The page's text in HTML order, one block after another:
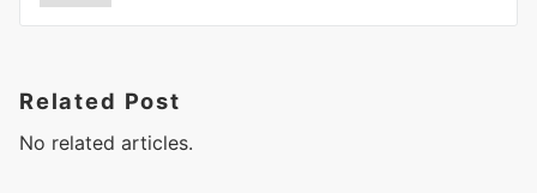
r
a
i
ナ
ゲ
ー
Related Post
No related articles.